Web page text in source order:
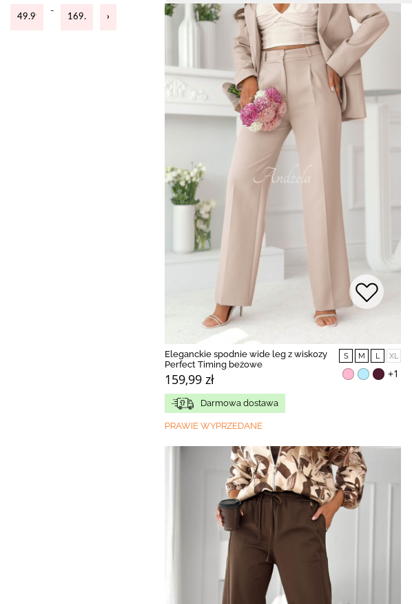
-
Eleganckie spodnie wide leg z wiskozy
Perfect Timing beżowe
159,99 zł
S M L XL
+1
Darmowa dostawa
PRAWIE WYPRZEDANE